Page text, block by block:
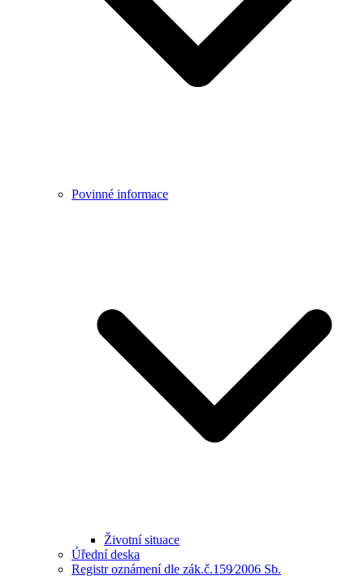
Povinné informace
Životní situace
Úřední deska
Registr oznámení dle zák.č.159⁄2006 Sb.